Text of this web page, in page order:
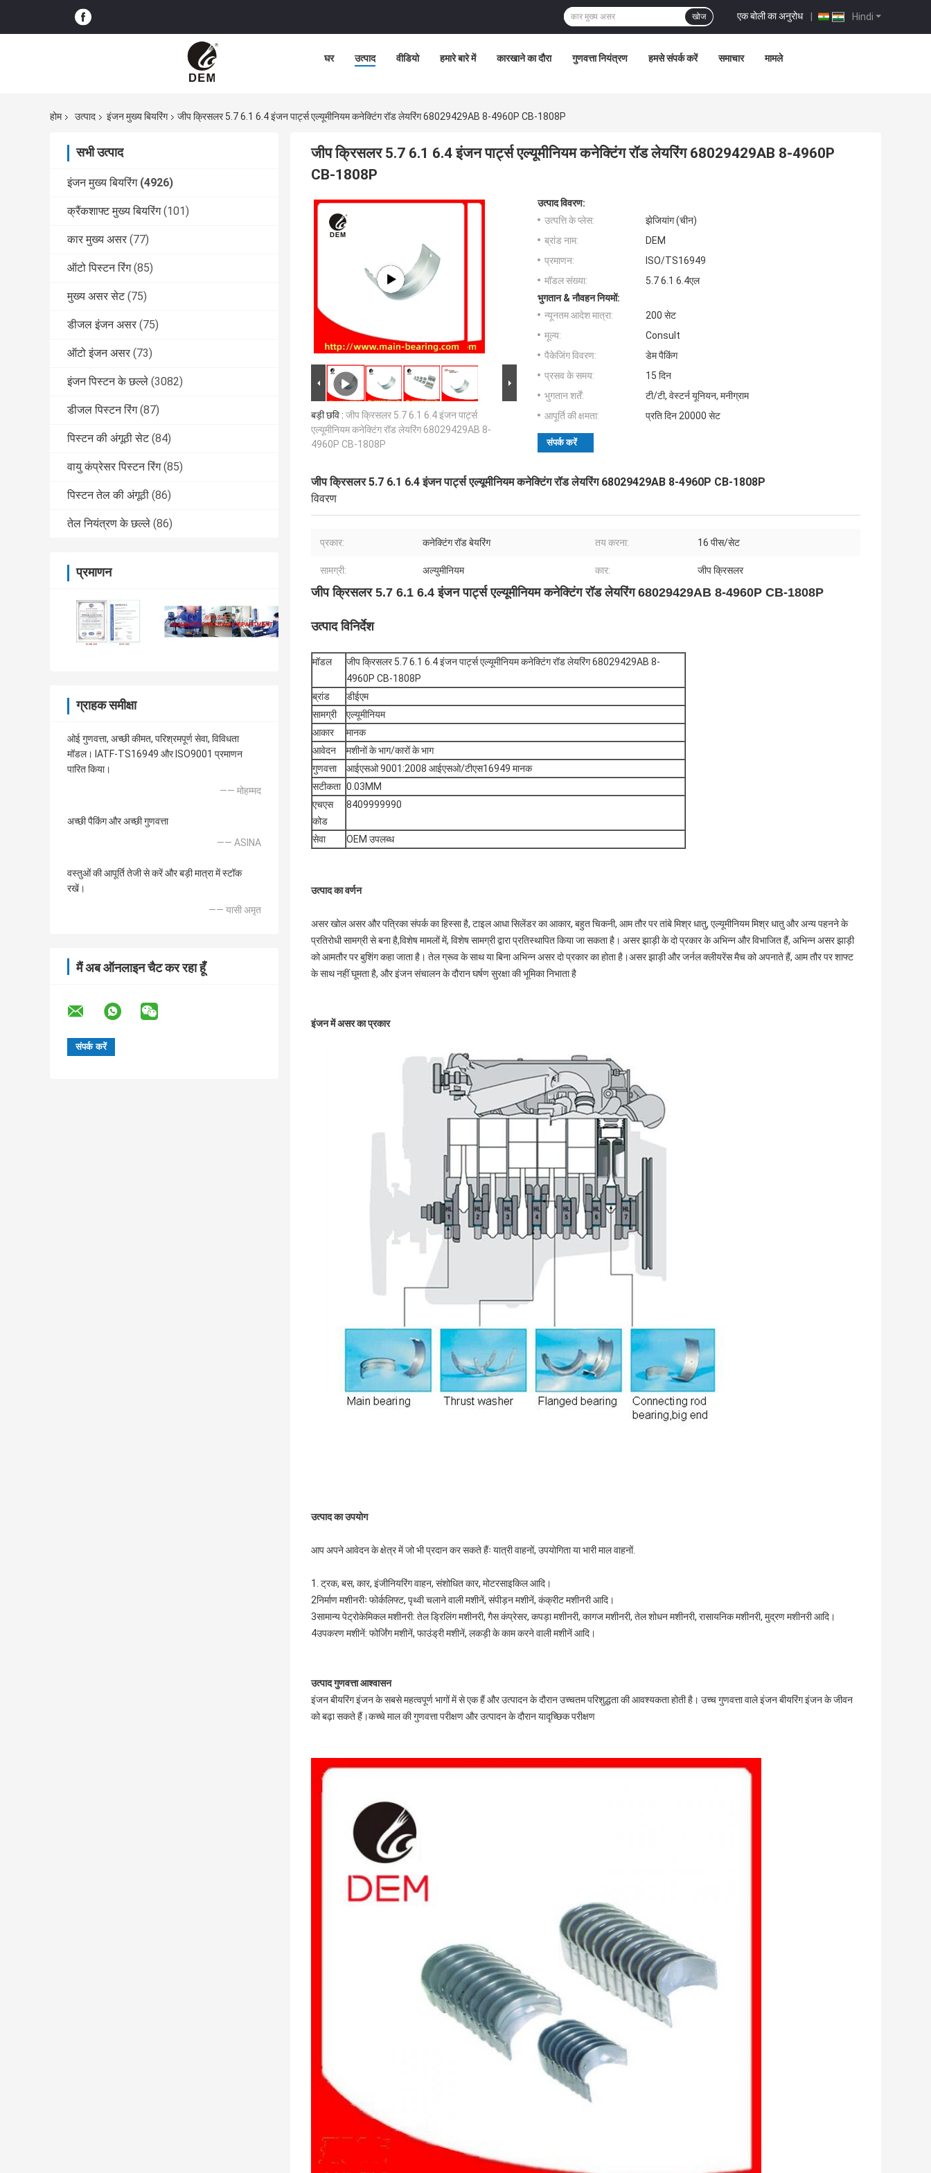
Hindi
एक बोली का अनुरोध |
खोज
घर उत्पाद वीडियो हमारे बारे में कारखाने का दौरा गुणवत्ता नियंत्रण हमसे संपर्क करें समाचार मामले
होम उत्पाद इंजन मुख्य बियरिंग जीप क्रिसलर 5.7 6.1 6.4 इंजन पार्ट्स एल्यूमीनियम कनेक्टिंग रॉड लेयरिंग 68029429AB 8-4960P CB-1808P
सभी उत्पाद
इंजन मुख्य बियरिंग (4926)
क्रैंकशाफ्ट मुख्य बियरिंग (101)
कार मुख्य असर (77)
ऑटो पिस्टन रिंग (85)
मुख्य असर सेट (75)
डीजल इंजन असर (75)
ऑटो इंजन असर (73)
इंजन पिस्टन के छल्ले (3082)
डीजल पिस्टन रिंग (87)
पिस्टन की अंगूठी सेट (84)
वायु कंप्रेसर पिस्टन रिंग (85)
पिस्टन तेल की अंगूठी (86)
तेल नियंत्रण के छल्ले (86)
प्रमाणन
ग्राहक समीक्षा
ओई गुणवत्ता, अच्छी कीमत, परिश्रमपूर्ण सेवा, विविधता
मॉडल। IATF-TS16949 और ISO9001 प्रमाणन
पारित किया।
—— मोहम्मद
अच्छी पैकिंग और अच्छी गुणवत्ता
—— ASINA
वस्तुओं की आपूर्ति तेजी से करें और बड़ी मात्रा में स्टॉक
रखें।
—— यासी अमृत
मैं अब ऑनलाइन चैट कर रहा हूँ
जीप क्रिसलर 5.7 6.1 6.4 इंजन पार्ट्स एल्यूमीनियम कनेक्टिंग रॉड लेयरिंग 68029429AB 8-4960P
CB-1808P
बड़ी छवि : जीप क्रिसलर 5.7 6.1 6.4 इंजन पार्ट्स
एल्यूमीनियम कनेक्टिंग रॉड लेयरिंग 68029429AB 8-
4960P CB-1808P
उत्पाद विवरण:
उत्पत्ति के प्लेस:
झेजियांग (चीन)
ब्रांड नाम:
DEM
प्रमाणन:
ISO/TS16949
मॉडल संख्या:
5.7 6.1 6.4एल
भुगतान & नौवहन नियमों:
न्यूनतम आदेश मात्रा:
200 सेट
मूल्य:
Consult
पैकेजिंग विवरण:
डेम पैकिंग
प्रसव के समय:
15 दिन
भुगतान शर्तें:
टी/टी, वेस्टर्न यूनियन, मनीग्राम
आपूर्ति की क्षमता:
प्रति दिन 20000 सेट
संपर्क करें
जीप क्रिसलर 5.7 6.1 6.4 इंजन पार्ट्स एल्यूमीनियम कनेक्टिंग रॉड लेयरिंग 68029429AB 8-4960P CB-1808P
विवरण
प्रकार: कनेक्टिंग रॉड बेयरिंग तय करना: 16 पीस/सेट
सामग्री: अल्युमीनियम कार: जीप क्रिसलर
जीप क्रिसलर 5.7 6.1 6.4 इंजन पार्ट्स एल्यूमीनियम कनेक्टिंग रॉड लेयरिंग 68029429AB 8-4960P CB-1808P
उत्पाद विनिर्देश
मॉडल
जीप क्रिसलर 5.7 6.1 6.4 इंजन पार्ट्स एल्यूमीनियम कनेक्टिंग रॉड लेयरिंग 68029429AB 8-
4960P CB-1808P
ब्रांड
डीईएम
सामग्री
एल्यूमीनियम
आकार
मानक
आवेदन
मशीनों के भाग/कारों के भाग
गुणवत्ता
आईएसओ 9001:2008 आईएसओ/टीएस16949 मानक
सटीकता 0.03MM
एचएस
कोड
8409999990
सेवा OEM उपलब्ध
उत्पाद का वर्णन
असर खोल असर और पत्रिका संपर्क का हिस्सा है, टाइल आधा सिलेंडर का आकार, बहुत चिकनी, आम तौर पर तांबे मिश्र धातु, एल्यूमीनियम मिश्र धातु और अन्य पहनने के
प्रतिरोधी सामग्री से बना है,विशेष मामलों में, विशेष सामग्री द्वारा प्रतिस्थापित किया जा सकता है। असर झाड़ी के दो प्रकार के अभिन्न और विभाजित हैं, अभिन्न असर झाड़ी
को आमतौर पर बुशिंग कहा जाता है। तेल ग्रूव के साथ या बिना अभिन्न असर दो प्रकार का होता है।असर झाड़ी और जर्नल क्लीयरेंस मैच को अपनाते हैं, आम तौर पर शाफ्ट
के साथ नहीं घूमता है, और इंजन संचालन के दौरान घर्षण सुरक्षा की भूमिका निभाता है
इंजन में असर का प्रकार
उत्पाद का उपयोग
आप अपने आवेदन के क्षेत्र में जो भी प्रदान कर सकते हैंः यात्री वाहनों, उपयोगिता या भारी माल वाहनों.
1. ट्रक, बस, कार, इंजीनियरिंग वाहन, संशोधित कार, मोटरसाइकिल आदि।
2निर्माण मशीनरीः फोर्कलिफ्ट, पृथ्वी चलाने वाली मशीनें, संपीड़न मशीनें, कंक्रीट मशीनरी आदि।
3सामान्य पेट्रोकेमिकल मशीनरी: तेल ड्रिलिंग मशीनरी, गैस कंप्रेसर, कपड़ा मशीनरी, कागज मशीनरी, तेल शोधन मशीनरी, रासायनिक मशीनरी, मुद्रण मशीनरी आदि।
4उपकरण मशीनें: फोर्जिंग मशीनें, फाउंड्री मशीनें, लकड़ी के काम करने वाली मशीनें आदि।
उत्पाद गुणवत्ता आश्वासन
इंजन बीयरिंग इंजन के सबसे महत्वपूर्ण भागों में से एक हैं और उत्पादन के दौरान उच्चतम परिशुद्धता की आवश्यकता होती है। उच्च गुणवत्ता वाले इंजन बीयरिंग इंजन के जीवन
को बढ़ा सकते हैं।कच्चे माल की गुणवत्ता परीक्षण और उत्पादन के दौरान यादृच्छिक परीक्षण